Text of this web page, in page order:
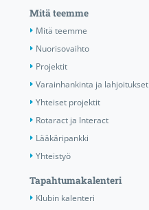
Mitä teemme
Mitä teemme
Nuorisovaihto
Projektit
Varainhankinta ja lahjoitukset
Yhteiset projektit
Rotaract ja Interact
Lääkäripankki
Yhteistyö
Tapahtumakalenteri
Klubin kalenteri